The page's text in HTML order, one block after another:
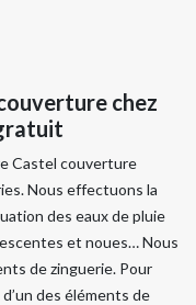
chez
Castel couverture
Nous effectuons la
des eaux de pluie
et noues… Nous
de zinguerie. Pour
des éléments de